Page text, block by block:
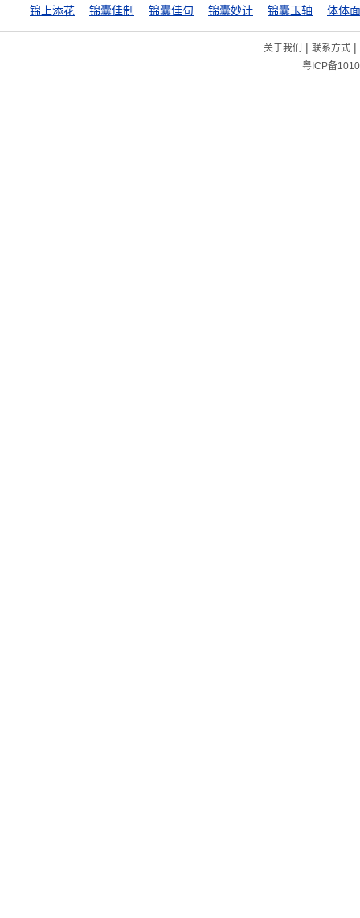
锦上添花 锦囊佳制 锦囊佳句 锦囊妙计 锦囊玉轴 体体
关于我们 | 联系方式|
粤ICP备